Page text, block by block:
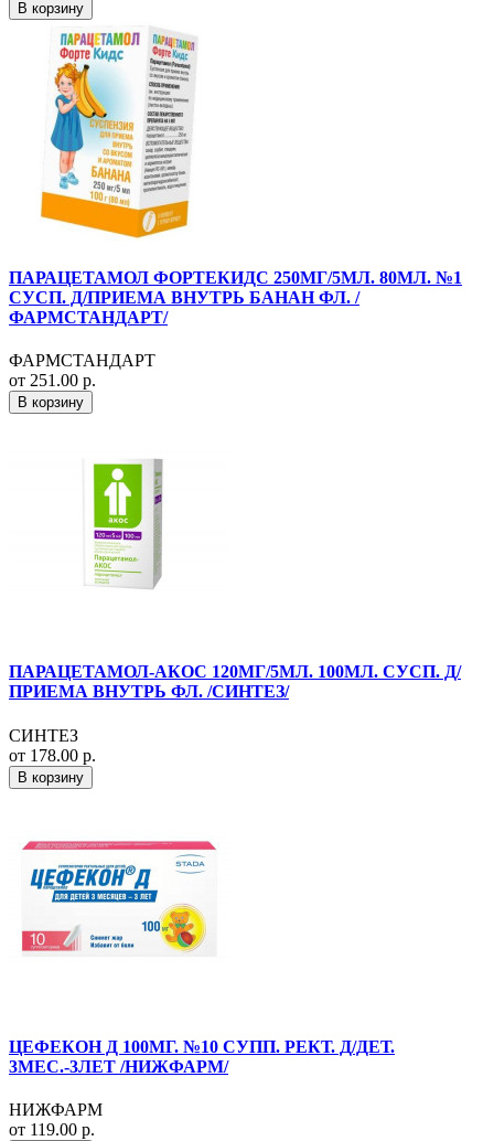
В корзину
ПАРАЦЕТАМОЛ ФОРТЕКИДС 250МГ/5МЛ. 80МЛ. №1
СУСП. Д/ПРИЕМА ВНУТРЬ БАНАН ФЛ. /
ФАРМСТАНДАРТ/
ФАРМСТАНДАРТ
от 251.00 р.
В корзину
ПАРАЦЕТАМОЛ-АКОС 120МГ/5МЛ. 100МЛ. СУСП. Д/
ПРИЕМА ВНУТРЬ ФЛ. /СИНТЕЗ/
СИНТЕЗ
от 178.00 р.
В корзину
ЦЕФЕКОН Д 100МГ. №10 СУПП. РЕКТ. Д/ДЕТ.
3МЕС.-3ЛЕТ /НИЖФАРМ/
НИЖФАРМ
от 119.00 р.